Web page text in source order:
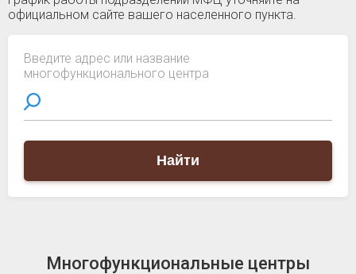
официальном сайте вашего населенного пункта.
Введите адрес или название
многофункционального центра
Найти
Многофункциональные центры